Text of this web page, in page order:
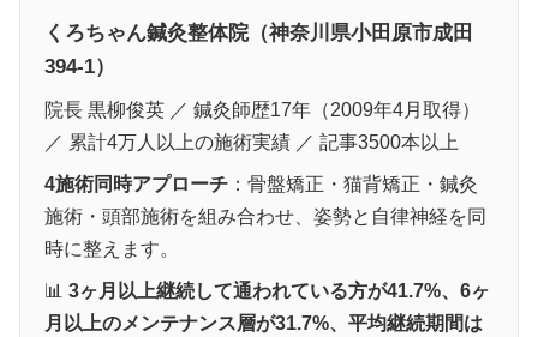
くろちゃん鍼灸整体院（神奈川県小田原市成田
394-1）
院長 黒柳俊英 ／ 鍼灸師歴17年（2009年4月取得）
／ 累計4万人以上の施術実績 ／ 記事3500本以上
4施術同時アプローチ ：骨盤矯正・猫背矯正・鍼灸
施術・頭部施術を組み合わせ、姿勢と自律神経を同
時に整えます。
📊 3ヶ月以上継続して通われている方が41.7%、6ヶ
月以上のメンテナンス層が31.7%、平均継続期間は